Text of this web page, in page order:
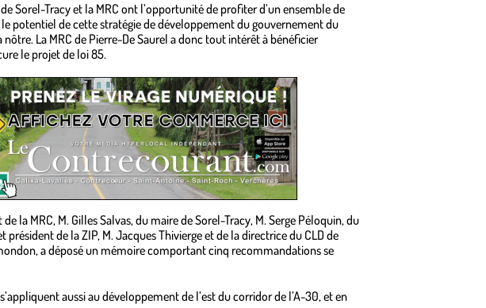
Sorel-Tracy et la MRC ont l’opportunité de profiter d’un ensemble de
potentiel de cette stratégie de développement du gouvernement du
La MRC de Pierre-De Saurel a donc tout intérêt à bénéficier
le projet de loi 85.
la MRC, M. Gilles Salvas, du maire de Sorel-Tracy, M. Serge Péloquin, du
de la ZIP, M. Jacques Thivierge et de la directrice du CLD de
a déposé un mémoire comportant cinq recommandations se
aussi au développement de l’est du corridor de l’A-30, et en